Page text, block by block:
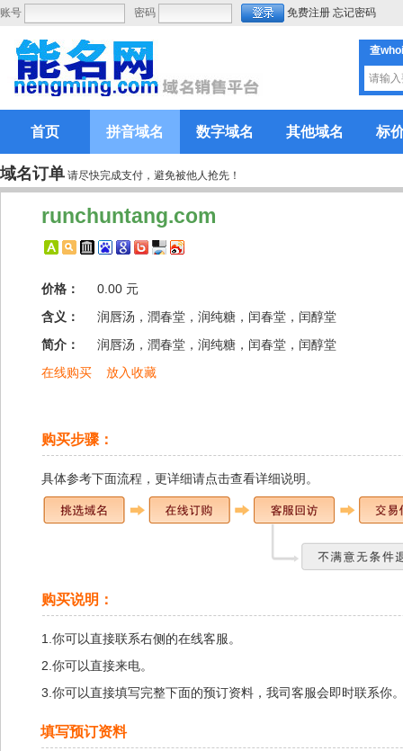
账号 密码 免费注册 忘记密码
查
首页 拼音域名 数字域名 其他域名 标
域名订单 请尽快完成支付，避免被他人抢先！
runchuntang.com
价格：
0.00 元
含义：
润唇汤，潤春堂，润纯糖，闰春堂，闰醇堂
简介：
润唇汤，潤春堂，润纯糖，闰春堂，闰醇堂
在线购买
放入收藏
购买步骤：
具体参考下面流程，更详细请点击查看详细说明 。
购买说明：
1.你可以直接联系右侧的在线客服。
2.你可以直接来电。
3.你可以直接填写完整下面的预订资料，我司客服会即时联系你
填写预订资料